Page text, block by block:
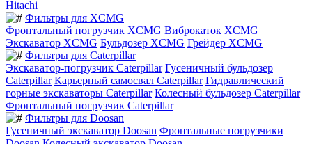
Hitachi
Фильтры для XCMG
Фронтальный погрузчик XCMG Виброкаток XCMG
Экскаватор XCMG Бульдозер XCMG Грейдер XCMG
Фильтры для Caterpillar
Экскаватор-погрузчик Caterpillar Гусеничный бульдозер
Caterpillar Карьерный самосвал Caterpillar Гидравлический
горные экскаваторы Caterpillar Колесный бульдозер Caterpillar
Фронтальный погрузчик Caterpillar
Фильтры для Doosan
Гусеничный экскаватор Doosan Фронтальные погрузчики